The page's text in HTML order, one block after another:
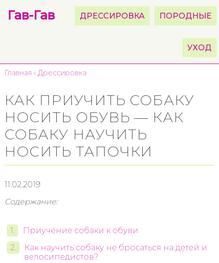
Гав-Гав ДРЕССИРОВКА ПОРОДНЫЕ
УХОД
Главная › Дрессировка
КАК ПРИУЧИТЬ СОБАКУ
НОСИТЬ ОБУВЬ — КАК
СОБАКУ НАУЧИТЬ
НОСИТЬ ТАПОЧКИ
11.02.2019
Содержание:
Приучение собаки к обуви
Как научить собаку не бросаться на детей и
велосипедистов?